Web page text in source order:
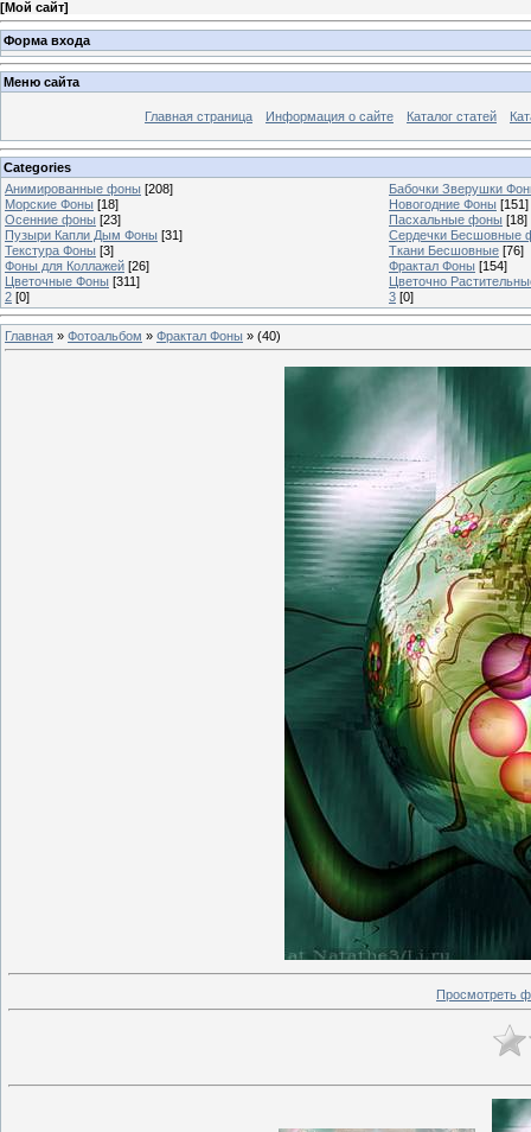
[Мой сайт]
Форма входа
Меню сайта
Главная страница Информация о сайте Каталог статей
Categories
Анимированные фоны [208]
Бабочки Зверушки
Морские Фоны [18] Новогодние Фоны [151]
Осенние фоны [23] Пасхальные фоны [18]
Пузыри Капли Дым Фоны [31]
Сердечки Бесшовные
Текстура Фоны [3] Ткани Бесшовные [76]
Фоны для Коллажей [26] Фрактал Фоны [154]
Цветочные Фоны [311]
Цветочно
2 [0] 3 [0]
Главная » Фотоальбом » Фрактал Фоны » (40)
Просмотреть